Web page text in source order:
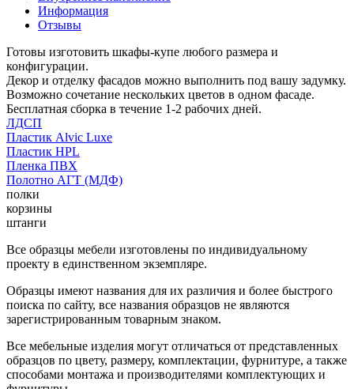
Информация
Отзывы
Готовы изготовить шкафы-купе любого размера и
конфигурации.
Декор и отделку фасадов можно выполнить под вашу задумку.
Возможно сочетание нескольких цветов в одном фасаде.
Бесплатная сборка в течение 1-2 рабочих дней.
ЛДСП
Пластик Alvic Luxe
Пластик HPL
Пленка ПВХ
Полотно АГТ (МДФ)
полки
корзины
штанги
Все образцы мебели изготовлены по индивидуальному
проекту в единственном экземпляре.
Образцы имеют названия для их различия и более быстрого
поиска по сайту, все названия образцов не являются
зарегистрированным товарным знаком.
Все мебельные изделия могут отличаться от представленных
образцов по цвету, размеру, комплектации, фурнитуре, а также
способами монтажа и производителями комплектующих и